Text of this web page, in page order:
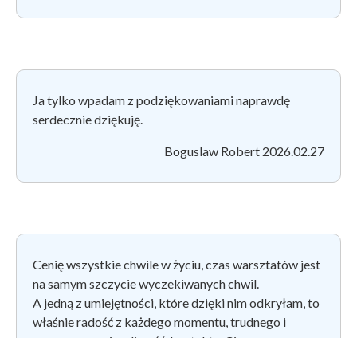
Ja tylko wpadam z podziękowaniami naprawdę
serdecznie dziękuję.
Boguslaw Robert 2026.02.27
Cenię wszystkie chwile w życiu, czas warsztatów jest
na samym szczycie wyczekiwanych chwil.
A jedną z umiejętności, które dzięki nim odkryłam, to
właśnie radość z każdego momentu, trudnego i